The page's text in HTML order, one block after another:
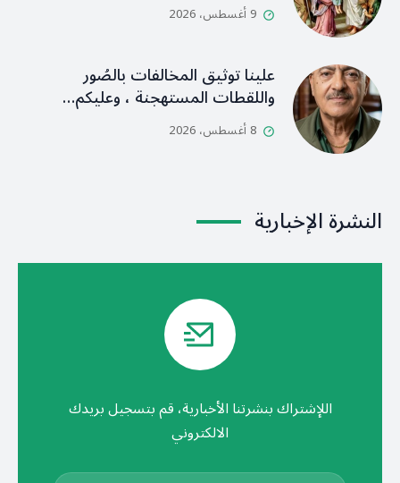
9 أغسطس، 2026
علينا توثيق المخالفات بالصُور
واللقطات المستهجنة ، وعليكم…
8 أغسطس، 2026
النشرة الإخبارية
اللإشتراك بنشرتنا الأخبارية، قم بتسجيل بريدك
الالكتروني